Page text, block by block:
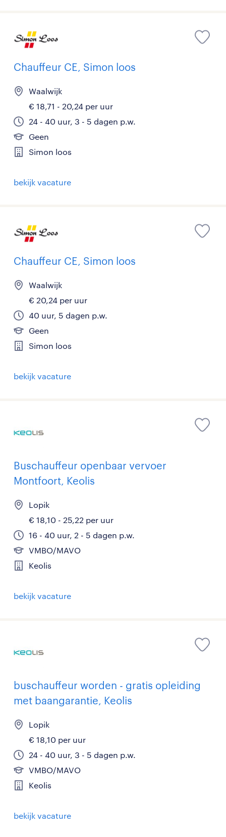
Chauffeur CE, Simon loos
Waalwijk
€ 18,71 - 20,24 per uur
24 - 40 uur, 3 - 5 dagen p.w.
Geen
Simon loos
bekijk vacature
Chauffeur CE, Simon loos
Waalwijk
€ 20,24 per uur
40 uur, 5 dagen p.w.
Geen
Simon loos
bekijk vacature
Buschauffeur openbaar vervoer
Montfoort, Keolis
Lopik
€ 18,10 - 25,22 per uur
16 - 40 uur, 2 - 5 dagen p.w.
VMBO/MAVO
Keolis
bekijk vacature
buschauffeur worden - gratis opleiding
met baangarantie, Keolis
Lopik
€ 18,10 per uur
24 - 40 uur, 3 - 5 dagen p.w.
VMBO/MAVO
Keolis
bekijk vacature